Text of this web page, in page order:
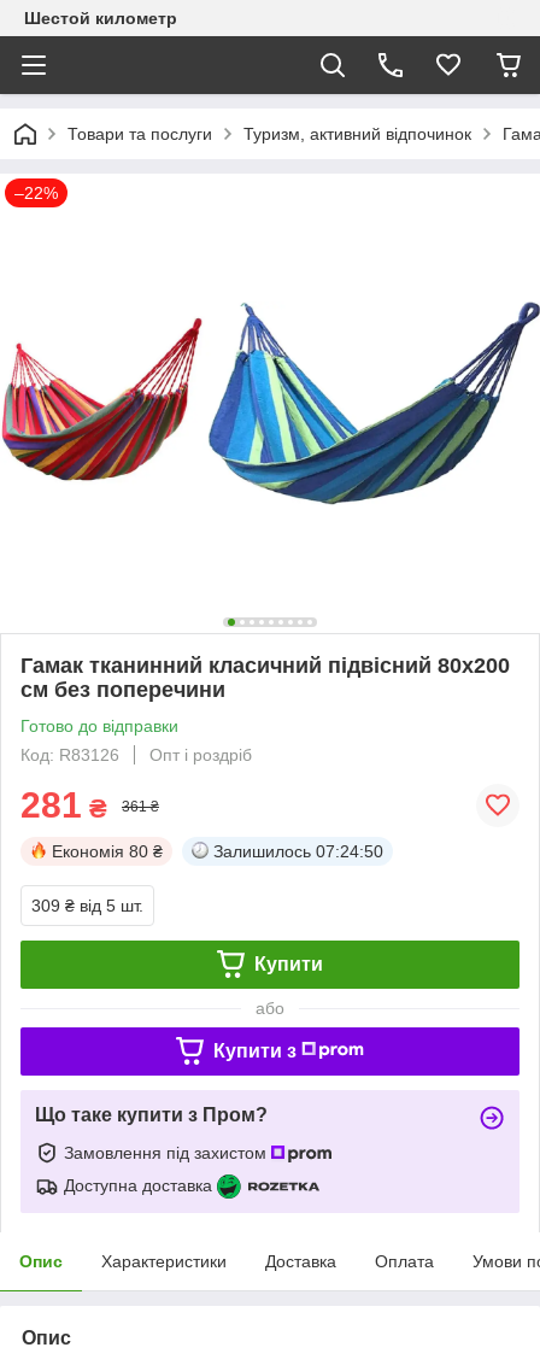
Шестой километр
Товари та послуги Туризм, активний відпочинок
–22%
Гамак тканинний класичний підвісний 80x200
см без поперечини
Готово до відправки
Код: R83126
Опт і роздріб
281 ₴ 361 ₴
Економія 80 ₴ Залишилось 07:24:49
309 ₴ від 5 шт.
Купити
або
Купити з
Що таке купити з Пром?
Замовлення під захистом
Доступна доставка
Опис Характеристики Доставка Оплата Умови
Опис